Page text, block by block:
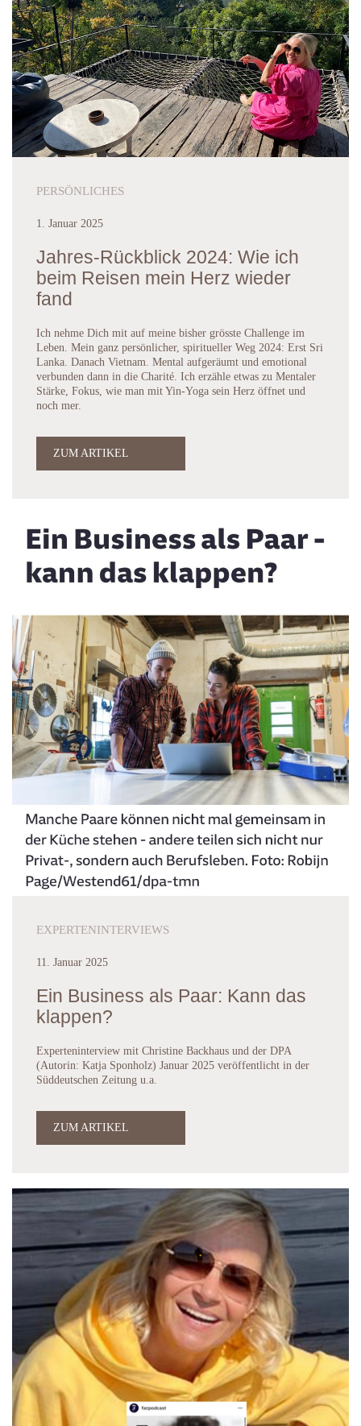
PERSÖNLICHES
1. Januar 2025
Jahres-Rückblick 2024: Wie ich
beim Reisen mein Herz wieder
fand
Ich nehme Dich mit auf meine bisher grösste Challenge im
Leben. Mein ganz persönlicher, spiritueller Weg 2024: Erst Sri
Lanka. Danach Vietnam. Mental aufgeräumt und emotional
verbunden dann in die Charité. Ich erzähle etwas zu Mentaler
Stärke, Fokus, wie man mit Yin-Yoga sein Herz öffnet und
noch mer.
ZUM ARTIKEL
EXPERTENINTERVIEWS
11. Januar 2025
Ein Business als Paar: Kann das
klappen?
Experteninterview mit Christine Backhaus und der DPA
(Autorin: Katja Sponholz) Januar 2025 veröffentlicht in der
Süddeutschen Zeitung u.a.
ZUM ARTIKEL